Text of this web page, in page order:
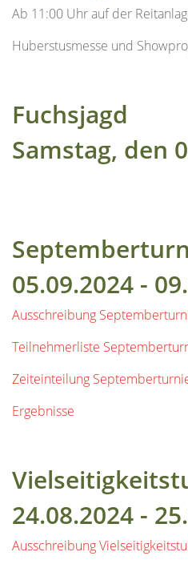
Ab 11:00 Uhr auf der
Huberstusmesse und
Fuchsjagd
Samstag, den
05.09.2024 -
Ausschreibung
Teilnehmerliste
Zeiteinteilung
Ergebnisse
24.08.2024 -
Ausschreibung